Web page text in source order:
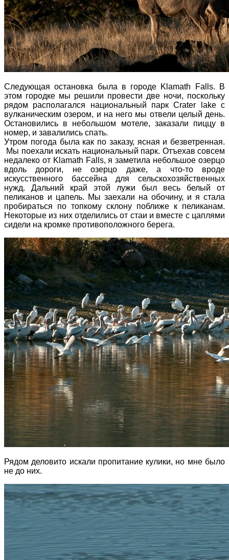
Следующая остановка была в городе Klamath Falls. В
этом городке мы решили провести две ночи, поскольку
рядом располагался национальный парк Crater lake с
вулканическим озером, и на него мы отвели целый день.
Остановились в небольшом мотеле, заказали пиццу в
номер, и завалились спать.
Утром погода была как по заказу, ясная и безветренная.
Мы поехали искать национальный парк. Отъехав совсем
недалеко от Klamath Falls, я заметила небольшое озерцо
вдоль дороги, не озерцо даже, а что-то вроде
искусственного бассейна для сельскохозяйственных
нужд. Дальний край этой лужи был весь белый от
пеликанов и цапель. Мы заехали на обочину, и я стала
пробираться по топкому склону поближе к пеликанам.
Некоторые из них отделились от стаи и вместе с цаплями
сидели на кромке противоположного берега.
Рядом деловито искали пропитание кулики, но мне было
не до них.